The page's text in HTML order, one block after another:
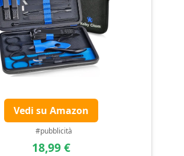
Vedi su Amazon
#pubblicità
18,99 €